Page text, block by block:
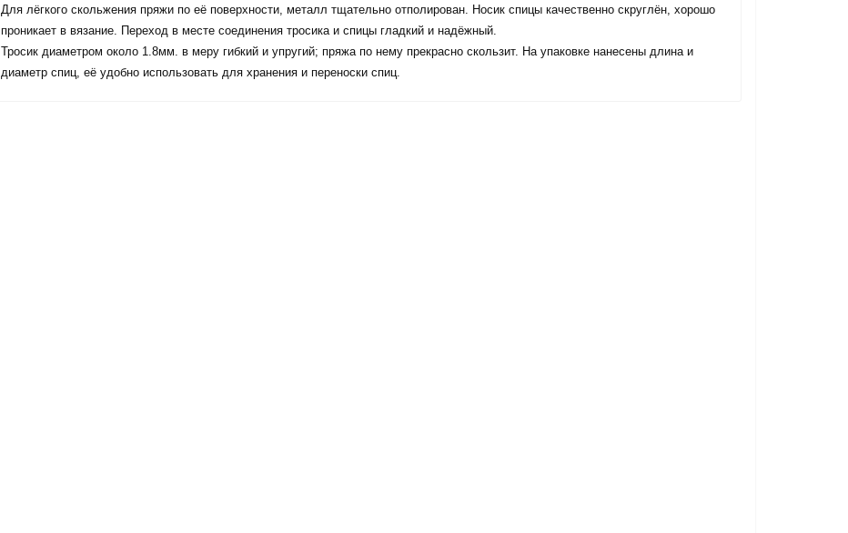
Для лёгкого скольжения пряжи по её поверхности, металл тщательно отполирован. Носик спицы качественно скруглён, хорошо
проникает в вязание. Переход в месте соединения тросика и спицы гладкий и надёжный.
Тросик диаметром около 1.8мм. в меру гибкий и упругий; пряжа по нему прекрасно скользит. На упаковке нанесены длина и
диаметр спиц, её удобно использовать для хранения и переноски спиц.